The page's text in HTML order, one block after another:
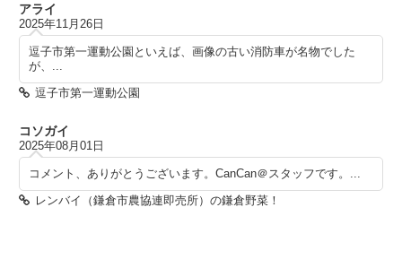
アライ
2025年11月26日
逗子市第一運動公園といえば、画像の古い消防車が名物でした
が、...
逗子市第一運動公園
コソガイ
2025年08月01日
コメント、ありがとうございます。CanCan＠スタッフです。...
レンバイ（鎌倉市農協連即売所）の鎌倉野菜！